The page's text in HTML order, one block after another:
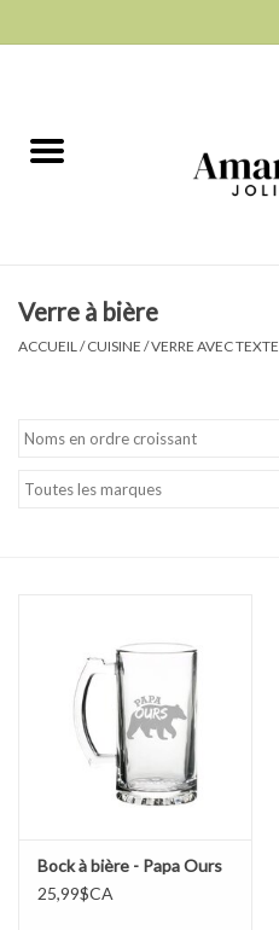
Art de la table
Accessoire Mode
Papeterie
Verre à bière
ACCUEIL /CUISINE /VERRE AVEC TEXTE
Bock à bière - Papa Ours
25,99$CA